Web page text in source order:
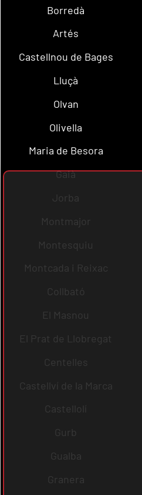
Borredà
Artés
Castellnou de Bages
Lluçà
Olvan
Olivella
Maria de Besora
Gaià
Jorba
Montmajor
Montesquiu
Montcada i Reixac
Collbató
El Masnou
El Prat de Llobregat
Centelles
Castellví de la Marca
Castellolí
Gurb
Gualba
Granera